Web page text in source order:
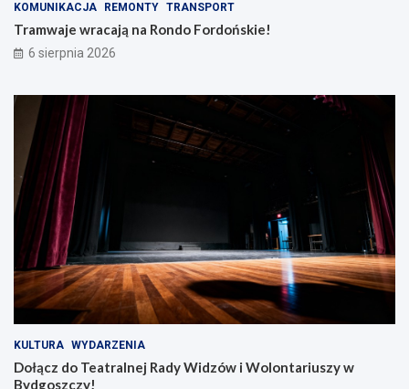
KOMUNIKACJA REMONTY TRANSPORT
Tramwaje wracają na Rondo Fordońskie!
6 sierpnia 2026
KULTURA WYDARZENIA
Dołącz do Teatralnej Rady Widzów i Wolontariuszy w
Bydgoszczy!